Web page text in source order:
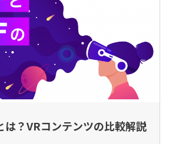
？VRコンテンツの比較解説